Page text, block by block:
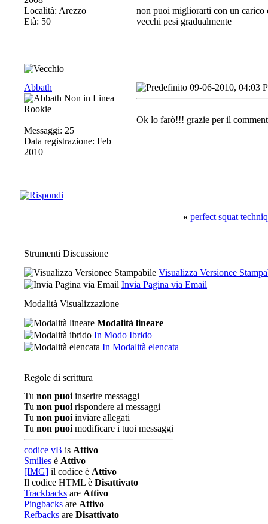
Località: Arezzo
Età: 50
non puoi migliorarti con un carico
vecchi pesi gradualmente
Abbath
Rookie
Messaggi: 25
Data registrazione: Feb
2010
09-06-2010, 04:03
Ok lo farò!!! grazie per il
« perfect squat
Strumenti Discussione
Visualizza Versionee
Invia Pagina via Email
Modalità Visualizzazione
Modalità lineare
In Modo Ibrido
In Modalità elencata
Regole di scrittura
Tu non puoi inserire messaggi
Tu non puoi rispondere ai messaggi
Tu non puoi inviare allegati
Tu non puoi modificare i tuoi messaggi
codice vB is Attivo
Smilies è Attivo
[IMG] il codice è Attivo
Il codice HTML è Disattivato
Trackbacks are Attivo
Pingbacks are Attivo
Refbacks are Disattivato